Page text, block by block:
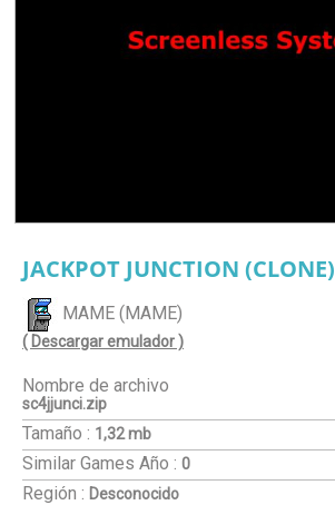
JACKPOT JUNCTION (CLONE)
MAME (MAME)
( Descargar emulador )
Nombre de archivo
sc4jjunci.zip
Tamaño : 1,32 mb
Similar Games Año : 0
Región : Desconocido